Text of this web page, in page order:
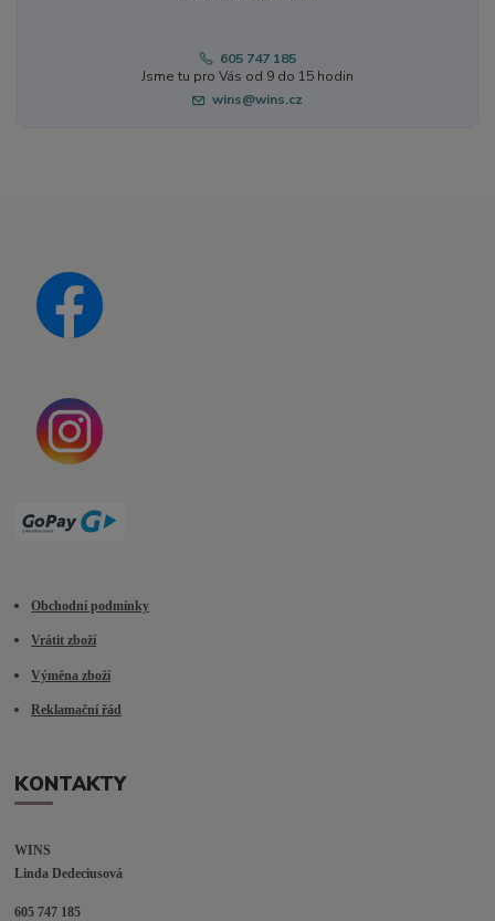
605 747 185
Jsme tu pro Vás od 9 do 15 hodin
wins@wins.cz
Obchodní podmínky
Vrátit zboží
Výměna zboží
Reklamační řád
KONTAKTY
WINS
Linda Dedeciusová
605 747 185